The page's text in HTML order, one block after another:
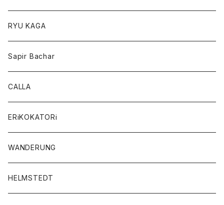
RYU KAGA
Sapir Bachar
CALLA
ERiKOKATORi
WANDERUNG
HELMSTEDT